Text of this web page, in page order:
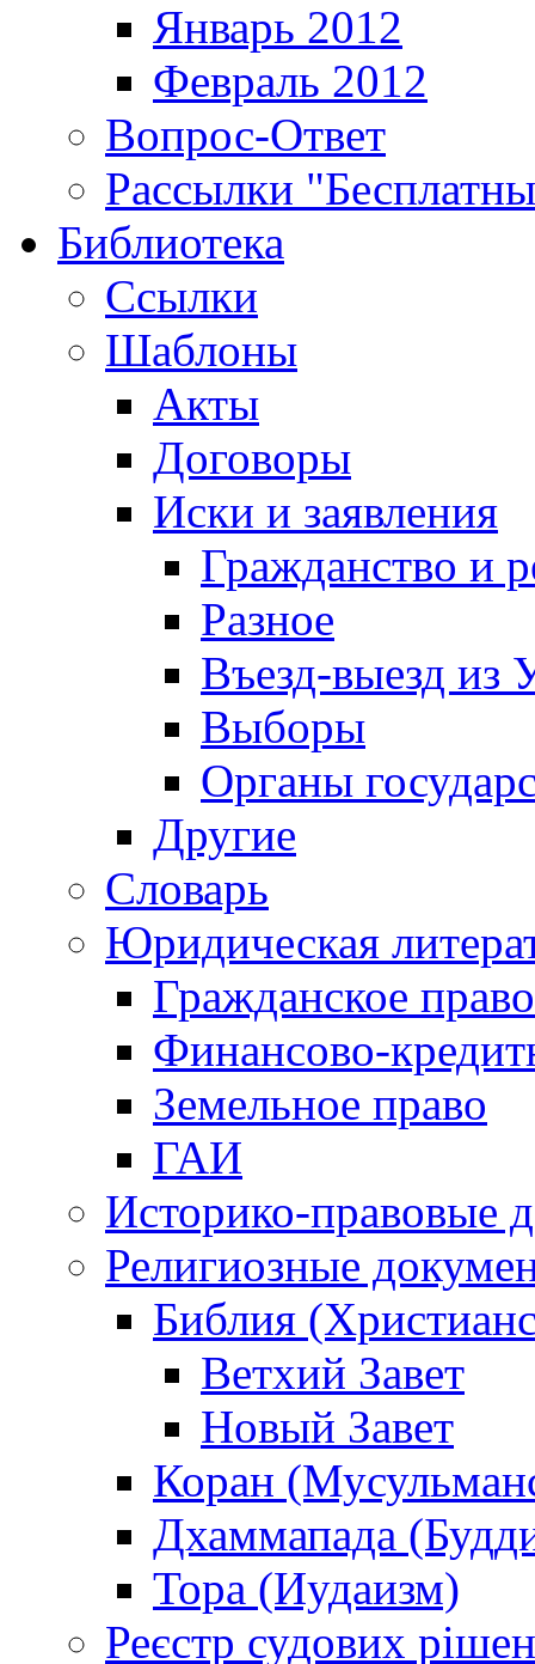
Январь 2012
Февраль 2012
Вопрос-Ответ
Рассылки
Библиотека
Ссылки
Шаблоны
Акты
Договоры
Иски и заявления
Гражданство и
Разное
Въезд-выезд из
Выборы
Органы
Другие
Словарь
Юридическая
Гражданское право
Финансово-
Земельное право
ГАИ
Историко-правовые
Религиозные
Библия
Ветхий Завет
Новый Завет
Коран
Дхаммапада
Тора (Иудаизм)
Реєстр судових